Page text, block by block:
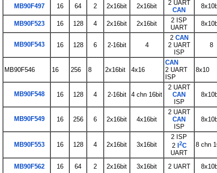
MB90F497 16 64 2 2x16bit 2x16bit
2 UART
CAN
MB90F523 16 128 4 2x16bit 2x16bit
2 ISP
UART
MB90F543 16 128 6 2-16bit 4
2 CAN
2 UART
ISP
8
MB90F546 16 256 8 2x16bit 4x16
CAN
2 UART
ISP
8x10
MB90F548 16 128 4 2-16bit 4 chn 16bit
2 UART
CAN
ISP
MB90F549 16 256 6 2x16bit 4x16bit
2 UART
CAN
ISP
MB90F553 16 128 4 2x16bit 3x16bit
2 ISP
2
2C
UART
8 chn
MB90F562 16 64 2 2x16bit 3x16bit 2 UART